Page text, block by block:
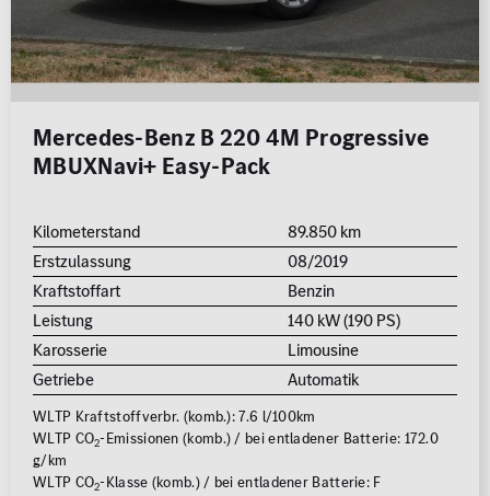
Mercedes-Benz B 220 4M Progressive
MBUXNavi+ Easy-Pack
Kilometerstand
89.850 km
Erstzulassung
08/2019
Kraftstoffart
Benzin
Leistung
140 kW (190 PS)
Karosserie
Limousine
Getriebe
Automatik
WLTP Kraftstoffverbr. (komb.): 7.6 l/100km
WLTP CO2-Emissionen (komb.) / bei entladener Batterie: 172.0
g/km
WLTP CO2-Klasse (komb.) / bei entladener Batterie: F